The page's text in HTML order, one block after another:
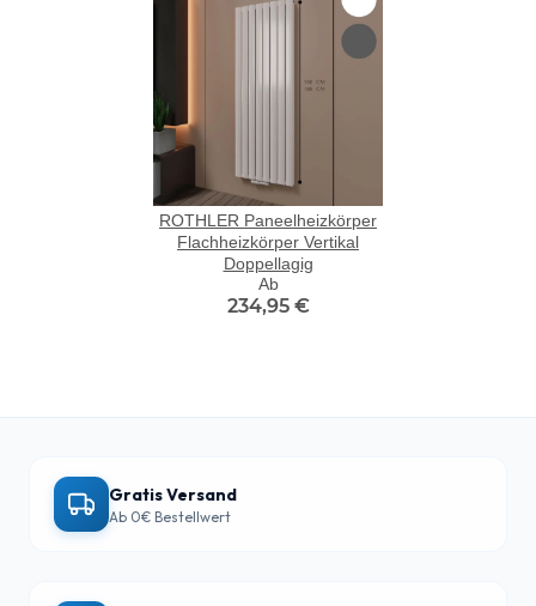
ROTHLER Paneelheizkörper
Flachheizkörper Vertikal
Doppellagig
Ab
234,95 €
Gratis Versand
Ab 0€ Bestellwert